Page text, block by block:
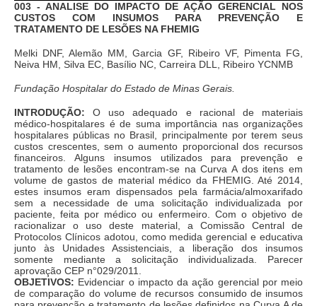
003 - ANALISE DO IMPACTO DE AÇÃO GERENCIAL NOS
CUSTOS COM INSUMOS PARA PREVENÇÃO E
TRATAMENTO DE LESÕES NA FHEMIG
Melki DNF, Alemão MM, Garcia GF, Ribeiro VF, Pimenta FG,
Neiva HM, Silva EC, Basílio NC, Carreira DLL, Ribeiro YCNMB
Fundação Hospitalar do Estado de Minas Gerais.
INTRODUÇÃO: O uso adequado e racional de materiais
médico-hospitalares é de suma importância nas organizações
hospitalares públicas no Brasil, principalmente por terem seus
custos crescentes, sem o aumento proporcional dos recursos
financeiros. Alguns insumos utilizados para prevenção e
tratamento de lesões encontram-se na Curva A dos itens em
volume de gastos de material médico da FHEMIG. Até 2014,
estes insumos eram dispensados pela farmácia/almoxarifado
sem a necessidade de uma solicitação individualizada por
paciente, feita por médico ou enfermeiro. Com o objetivo de
racionalizar o uso deste material, a Comissão Central de
Protocolos Clínicos adotou, como medida gerencial e educativa
junto às Unidades Assistenciais, a liberação dos insumos
somente mediante a solicitação individualizada. Parecer
aprovação CEP n°029/2011.
OBJETIVOS: Evidenciar o impacto da ação gerencial por meio
de comparação do volume de recursos consumido de insumos